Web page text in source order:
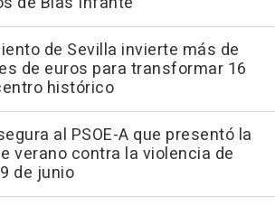
de Sevilla invierte más de
de euros para transformar 16
histórico
al PSOE-A que presentó la
verano contra la violencia de
de junio